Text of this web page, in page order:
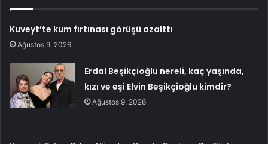
Kuveyt’te kum fırtınası görüşü azalttı
Ağustos 9, 2026
Erdal Beşikçioğlu nereli, kaç yaşında,
kızı ve eşi Elvin Beşikçioğlu kimdir?
Ağustos 9, 2026